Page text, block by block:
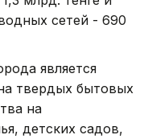
сетей - 690
является
твердых бытовых
на
детских садов,